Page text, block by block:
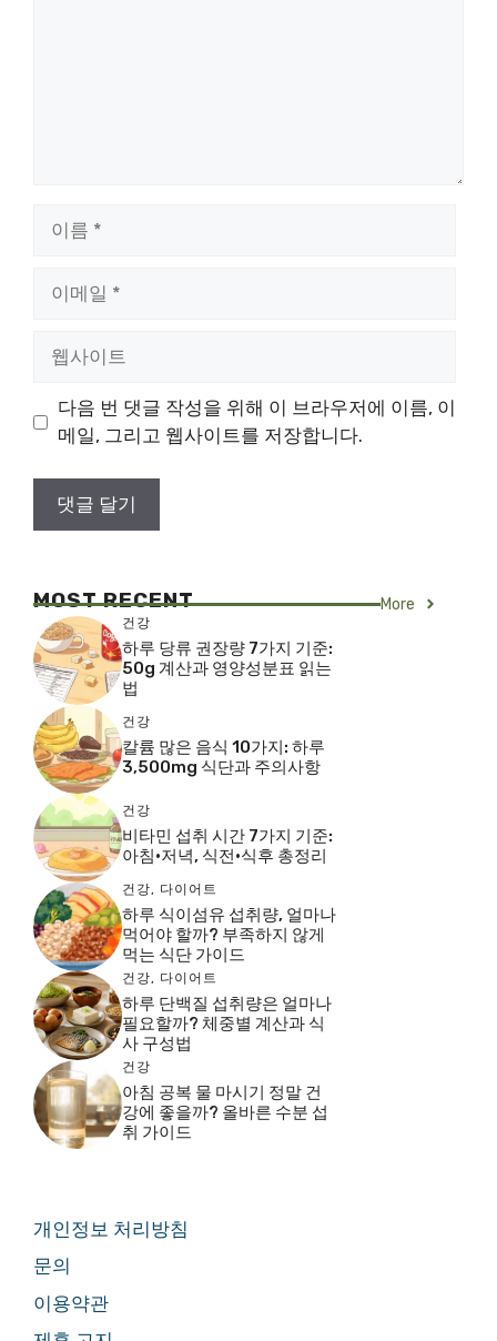
트
다음 번 댓글 작성을 위해 이 브라우저에 이름, 이
메일, 그리고 웹사이트를 저장합니다.
MOST RECENT More
건강
하루 당류 권장량 7가지 기준:
50g 계산과 영양성분표 읽는
법
건강
칼륨 많은 음식 10가지: 하루
3,500mg 식단과 주의사항
건강
비타민 섭취 시간 7가지 기준:
아침·저녁, 식전·식후 총정리
건강, 다이어트
하루 식이섬유 섭취량, 얼마나
먹어야 할까? 부족하지 않게
먹는 식단 가이드
건강, 다이어트
하루 단백질 섭취량은 얼마나
필요할까? 체중별 계산과 식
사 구성법
건강
아침 공복 물 마시기 정말 건
강에 좋을까? 올바른 수분 섭
취 가이드
개인정보 처리방침
문의
이용약관